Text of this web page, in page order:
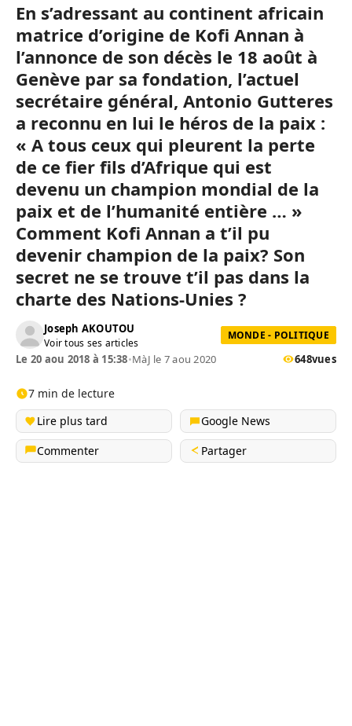
En s’adressant au continent africain
matrice d’origine de Kofi Annan à
l’annonce de son décès le 18 août à
Genève par sa fondation, l’actuel
secrétaire général, Antonio Gutteres
a reconnu en lui le héros de la paix :
« A tous ceux qui pleurent la perte
de ce fier fils d’Afrique qui est
devenu un champion mondial de la
paix et de l’humanité entière … »
Comment Kofi Annan a t’il pu
devenir champion de la paix? Son
secret ne se trouve t’il pas dans la
charte des Nations-Unies ?
Joseph AKOUTOU
Voir tous ses articles
MONDE - POLITIQUE
Le 20 aou 2018 à 15:38•MàJ le 7 aou 2020 648vues
7 min de lecture
Lire plus tard
Google News
Commenter
Partager